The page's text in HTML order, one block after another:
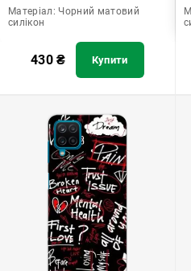
Матеріал: Чорний матовий
силікон
430₴ Купити